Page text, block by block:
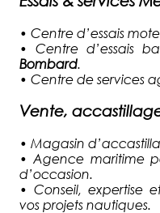
• Centre d’essais
•
Centre d’essais
Bombard.
• Centre de services
Vente,
• Magasin
• Agence maritime
d’occasion.
• Conseil, expertise
vos projets nautiques.